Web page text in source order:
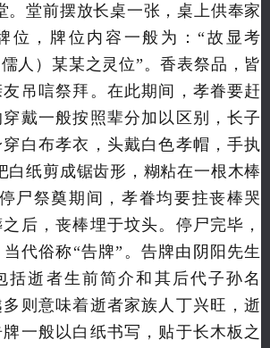
。堂前摆放长桌一张，桌上供奉家
位，牌位内容一般为：“故显考
儒人）某某之灵位”。香表祭品，皆
吊唁祭拜。在此期间，孝眷要赶
戴一般按照辈分加以区别，长子
白布孝衣，头戴白色孝帽，手执
白纸剪成锯齿形，糊粘在一根木棒
停尸祭奠期间，孝眷均要拄丧棒哭
后，丧棒埋于坟头。停尸完毕，
代俗称“告牌”。 告牌由阴阳先生
括逝者生前简介和其后代子孙名
则意味着逝者家族人丁兴旺，逝
一般以白纸书写，贴于长木板之